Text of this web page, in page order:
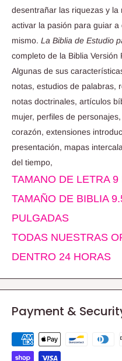
desentrañar las riquezas y
activar la pasión para guiar
mismo. La Biblia de Estudio
completo de la Biblia Versión
Algunas de sus
notas, estudios de palabras,
notas doctrinales, artículos
mujer, perfiles de
corazón, extensiones
presentación, mapas
del tiempo,
TAMANO DE LETRA 9
TAMAÑO DE BIBLIA
PULGADAS
TODAS NUESTRAS
DENTRO 24 HORAS
Payment &